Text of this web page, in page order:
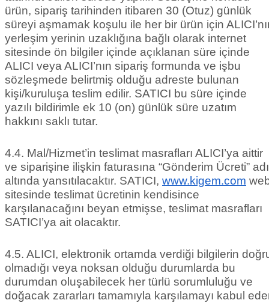
ürün, sipariş tarihinden itibaren 30 (Otuz) günlük
süreyi aşmamak koşulu ile her bir ürün için
yerleşim yerinin uzaklığına bağlı olarak internet
sitesinde ön bilgiler içinde açıklanan süre içinde
ALICI veya ALICI’nın sipariş formunda ve işbu
sözleşmede belirtmiş olduğu adreste bulunan
kişi/kuruluşa teslim edilir. SATICI bu süre içinde
yazılı bildirimle ek 10 (on) günlük süre uzatım
hakkını saklı tutar.
4.4. Mal/Hizmet’in teslimat masrafları ALICI’ya aittir
ve siparişine ilişkin faturasına “Gönderim Ücreti” adı
altında yansıtılacaktır. SATICI, www.kigem.com
sitesinde teslimat ücretinin kendisince
karşılanacağını beyan etmişse, teslimat masrafları
SATICI’ya ait olacaktır.
4.5. ALICI, elektronik ortamda verdiği bilgilerin
olmadığı veya noksan olduğu durumlarda bu
durumdan oluşabilecek her türlü sorumluluğu ve
doğacak zararları tamamıyla karşılamayı kabul